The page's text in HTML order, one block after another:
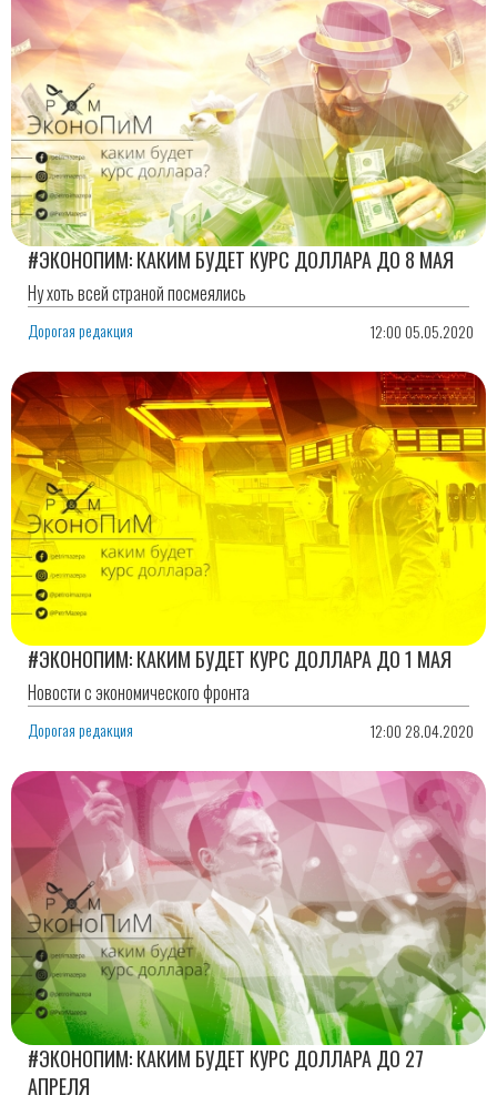
#ЭКОНОПИМ: КАКИМ БУДЕТ КУРС ДОЛЛАРА ДО 8 МАЯ
Ну хоть всей страной посмеялись
Дорогая редакция 12:00 05.05.2020
#ЭКОНОПИМ: КАКИМ БУДЕТ КУРС ДОЛЛАРА ДО 1 МАЯ
Новости с экономического фронта
Дорогая редакция 12:00 28.04.2020
#ЭКОНОПИМ: КАКИМ БУДЕТ КУРС ДОЛЛАРА ДО 27
АПРЕЛЯ